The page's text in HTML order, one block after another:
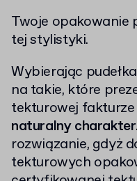
Twoje opakowanie
tej stylistyki.
Wybierając
na takie, które
tekturowej
naturalny charakter
rozwiązanie, gdyż
tekturowych